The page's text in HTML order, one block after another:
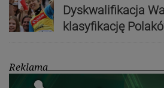
Dyskwalifikacja
klasyfikację
Reklama